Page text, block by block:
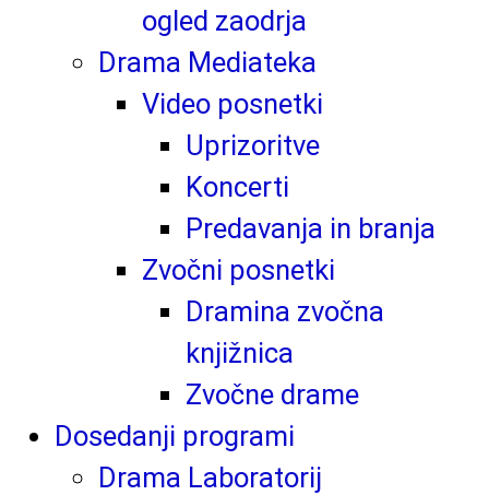
ogled zaodrja
Drama Mediateka
Video posnetki
Uprizoritve
Koncerti
Predavanja in branja
Zvočni posnetki
Dramina zvočna
knjižnica
Zvočne drame
Dosedanji programi
Drama Laboratorij